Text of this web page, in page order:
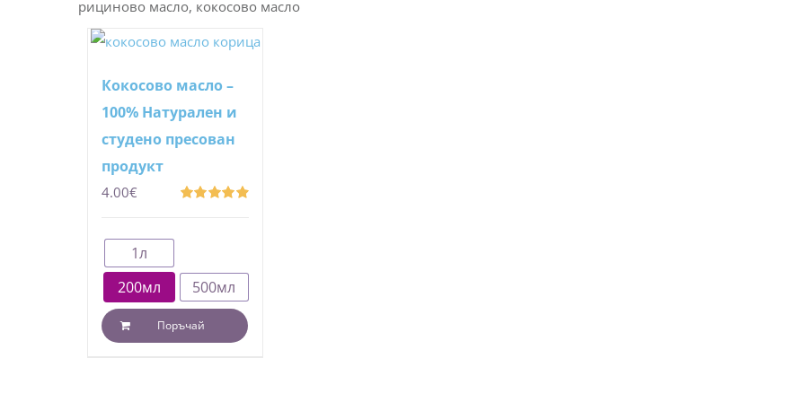
рициново масло, кокосово масло
Кокосово масло –
100% Натурален и
студено пресован
продукт
4.00€
1л
200мл
500мл
Поръчай